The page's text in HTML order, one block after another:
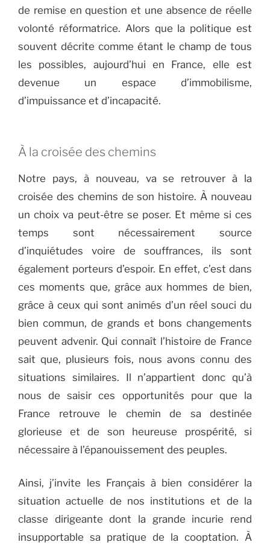
de remise en question et une absence de réelle
volonté réformatrice. Alors que la politique est
souvent décrite comme étant le champ de tous
les possibles, aujourd’hui en France, elle est
devenue un espace d’immobilisme,
d’impuissance et d’incapacité.
À la croisée des chemins
Notre pays, à nouveau, va se retrouver à la
croisée des chemins de son histoire. À nouveau
un choix va peut-être se poser. Et même si ces
temps sont nécessairement source
d’inquiétudes voire de souffrances, ils sont
également porteurs d’espoir. En effet, c’est dans
ces moments que, grâce aux hommes de bien,
grâce à ceux qui sont animés d’un réel souci du
bien commun, de grands et bons changements
peuvent advenir. Qui connaît l’histoire de France
sait que, plusieurs fois, nous avons connu des
situations similaires. Il n’appartient donc qu’à
nous de saisir ces opportunités pour que la
France retrouve le chemin de sa destinée
glorieuse et de son heureuse prospérité, si
nécessaire à l’épanouissement des peuples.
Ainsi, j’invite les Français à bien considérer la
situation actuelle de nos institutions et de la
classe dirigeante dont la grande incurie rend
insupportable sa pratique de la cooptation. À